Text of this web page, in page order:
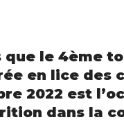
que le 4ème
en lice des
2022 est
dans la